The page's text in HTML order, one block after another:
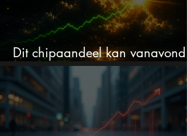
Dit chipaandeel kan vanavond
flink bewegen